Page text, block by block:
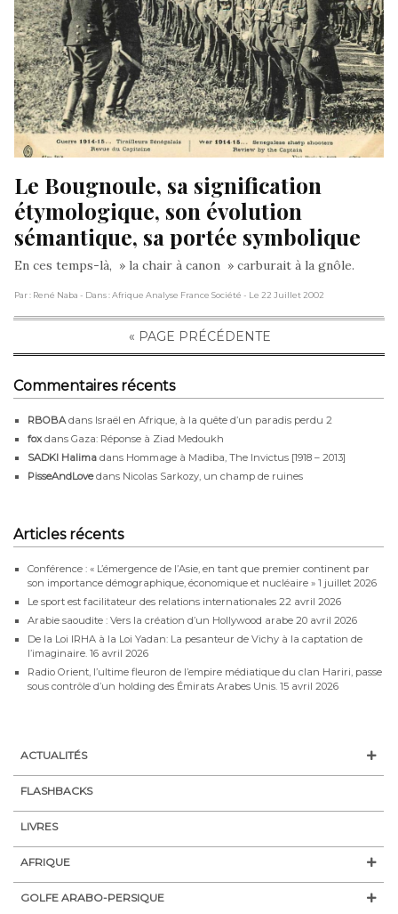
Le Bougnoule, sa signification
étymologique, son évolution
sémantique, sa portée symbolique
En ces temps-là, » la chair à canon » carburait à la gnôle.
Par : René Naba - Dans : Afrique Analyse France Société - Le 22 Juillet 2002
« PAGE PRÉCÉDENTE
Commentaires récents
RBOBAdans Israël en Afrique, à la quête d’un paradis perdu 2
fox dans Gaza: Réponse à Ziad Medoukh
SADKI Halima dans Hommage à Madiba, The Invictus [1918 – 2013]
PisseAndLovedans Nicolas Sarkozy, un champ de ruines
Articles récents
Conférence : « L’émergence de l’Asie, en tant que premier continent par
son importance démographique, économique et nucléaire » 1 juillet 2026
Le sport est facilitateur des relations internationales 22 avril 2026
Arabie saoudite : Vers la création d’un Hollywood arabe 20 avril 2026
De la Loi IRHA à la Loi Yadan: La pesanteur de Vichy à la captation de
l’imaginaire. 16 avril 2026
Radio Orient, l’ultime fleuron de l’empire médiatique du clan Hariri, passe
sous contrôle d’un holding des Émirats Arabes Unis. 15 avril 2026
ACTUALITÉS
FLASHBACKS
LIVRES
AFRIQUE
GOLFE ARABO-PERSIQUE